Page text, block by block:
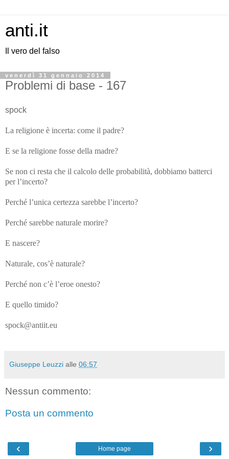
anti.it
Il vero del falso
venerdì 31 gennaio 2014
Problemi di base - 167
spock
La religione è incerta: come il padre?
E se la religione fosse della madre?
Se non ci resta che il calcolo delle probabilità, dobbiamo batterci
per l’incerto?
Perché l’unica certezza sarebbe l’incerto?
Perché sarebbe naturale morire?
E nascere?
Naturale, cos’è naturale?
Perché non c’è l’eroe onesto?
E quello timido?
spock@antiit.eu
Giuseppe Leuzzi alle 06:57
Nessun commento:
Posta un commento
‹ ›
Home page